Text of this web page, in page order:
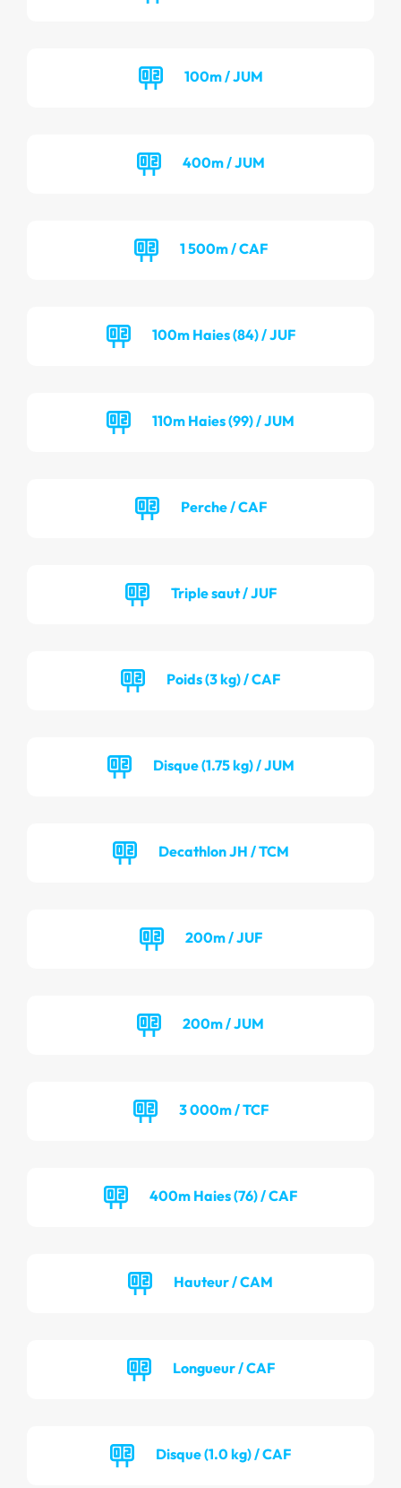
100m / JUM
400m / JUM
1 500m / CAF
100m Haies (84) / JUF
110m Haies (99) / JUM
Perche / CAF
Triple saut / JUF
Poids (3 kg) / CAF
Disque (1.75 kg) / JUM
Decathlon JH / TCM
200m / JUF
200m / JUM
3 000m / TCF
400m Haies (76) / CAF
Hauteur / CAM
Longueur / CAF
Disque (1.0 kg) / CAF